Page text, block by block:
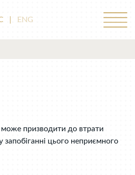
ENG
може призводити до втрати
цього неприємного